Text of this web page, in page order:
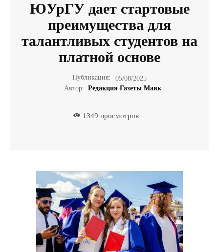
ЮУрГУ дает стартовые
преимущества для
талантливых студентов на
платной основе
Публикация:
05/08/2025
Автор: Редакция Газеты Маяк
1349 просмотров